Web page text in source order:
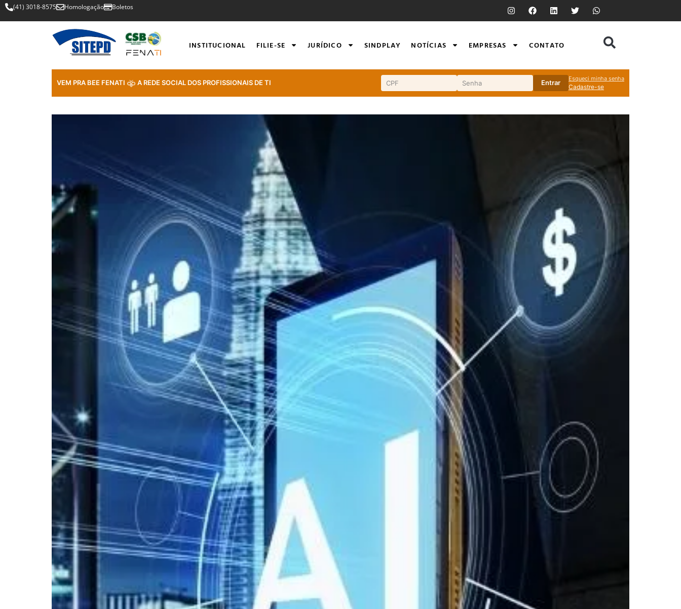
(41) 3018-8575 Homologação Boletos
INSTITUCIONAL FILIE-SE JURÍDICO SINDPLAY NOTÍCIAS EMPRESAS CONTATO
VEM PRA BEE FENATI A REDE SOCIAL DOS PROFISSIONAIS DE TI Entrar
Esqueci minha senha
Cadastre-se